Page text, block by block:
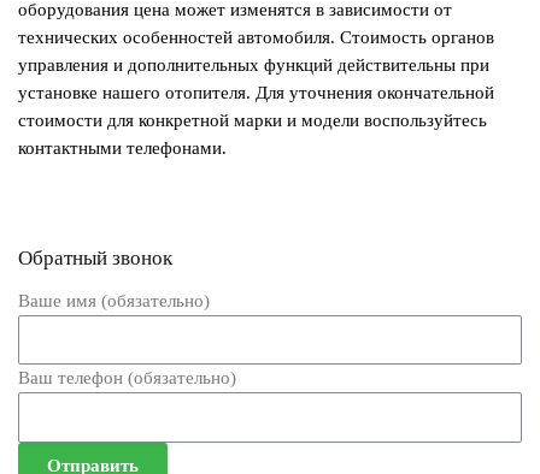
оборудования цена может изменятся в зависимости от
технических особенностей автомобиля. Стоимость органов
управления и дополнительных функций действительны при
установке нашего отопителя. Для уточнения окончательной
стоимости для конкретной марки и модели воспользуйтесь
контактными телефонами.
Обратный звонок
Ваше имя (обязательно)
Ваш телефон (обязательно)